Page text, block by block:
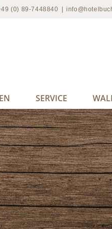
(0) 89-7448840
SERVICE